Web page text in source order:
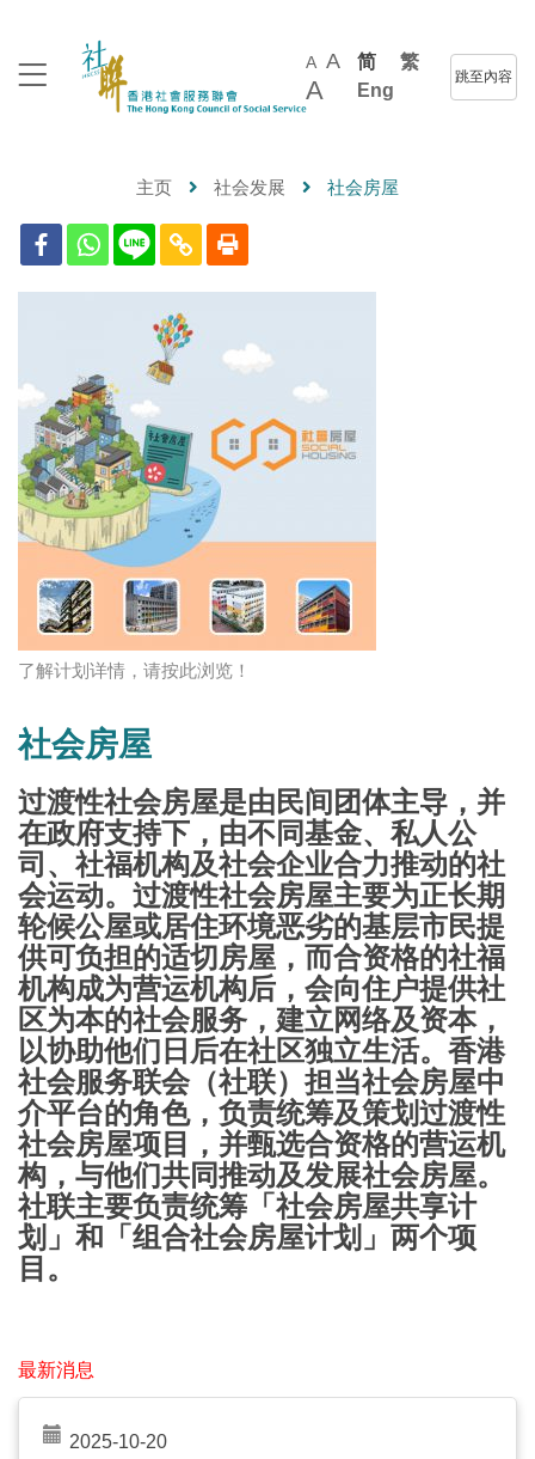
A A
A
简
繁
Eng
跳至內容
主页 社会发展 社会房屋
了解计划详情，请按此浏览！
社会房屋
过渡性社会房屋是由民间团体主导，并
在政府支持下，由不同基金、私人公
司、社福机构及社会企业合力推动的社
会运动。过渡性社会房屋主要为正长期
轮候公屋或居住环境恶劣的基层市民提
供可负担的适切房屋，而合资格的社福
机构成为营运机构后，会向住户提供社
区为本的社会服务，建立网络及资本，
以协助他们日后在社区独立生活。香港
社会服务联会（社联）担当社会房屋中
介平台的角色，负责统筹及策划过渡性
社会房屋项目，并甄选合资格的营运机
构，与他们共同推动及发展社会房屋。
社联主要负责统筹「社会房屋共享计
划」和「组合社会房屋计划」两个项
目。
最新消息
2025-10-20